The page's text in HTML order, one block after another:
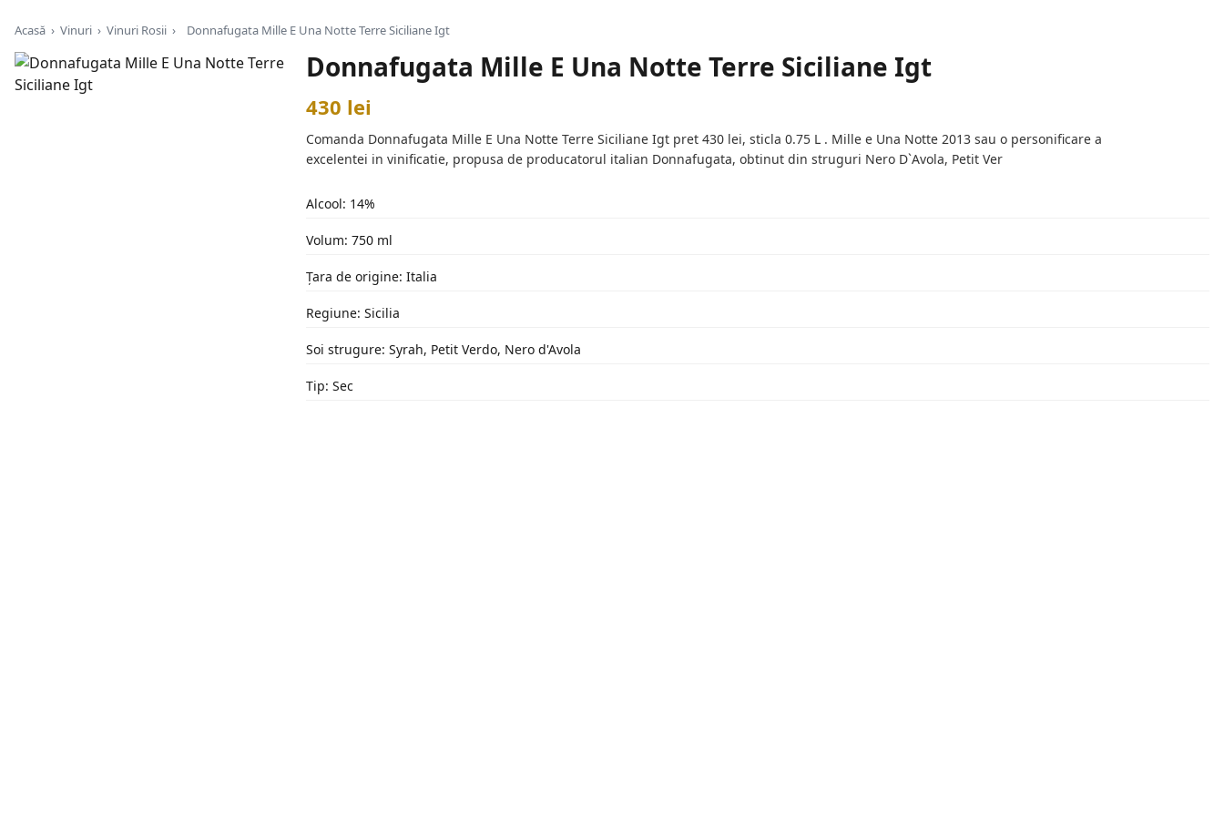
Acasă › Vinuri › Vinuri Rosii › Donnafugata Mille E Una Notte Terre Siciliane Igt
Donnafugata Mille E Una Notte Terre Siciliane Igt
430 lei
Comanda Donnafugata Mille E Una Notte Terre Siciliane Igt pret 430 lei, sticla 0.75 L . Mille e Una Notte 2013 sau o personificare a
excelentei in vinificatie, propusa de producatorul italian Donnafugata, obtinut din struguri Nero D`Avola, Petit Ver
Alcool: 14%
Volum: 750 ml
Țara de origine: Italia
Regiune: Sicilia
Soi strugure: Syrah, Petit Verdo, Nero d'Avola
Tip: Sec